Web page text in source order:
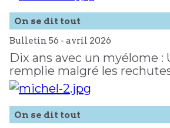
On se dit tout
Bulletin 56 - avril 2026
Dix ans avec un myélome :
remplie malgré les
On se dit tout